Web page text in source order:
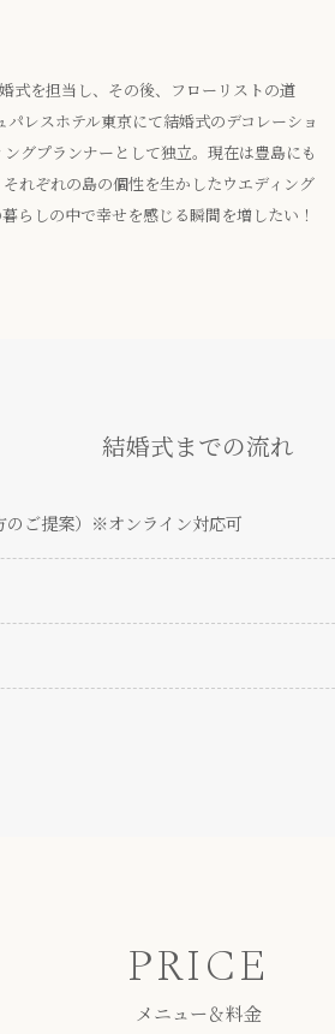
式を担当し、その後、フローリストの道
スホテル東京にて結婚式のデコレーショ
グプランナーとして独立。現在は豊島にも
れぞれの島の個性を生かしたウエディング
らしの中で幸せを感じる瞬間を増したい！
結婚式までの流れ
のご提案）※オンライン対応可
PRICE
メニュー＆料金